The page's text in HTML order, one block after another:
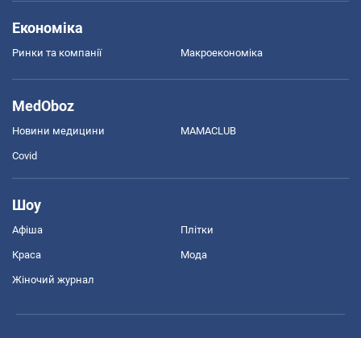
Економіка
Ринки та компанії Макроекономіка
MedOboz
Новини медицини MAMACLUB
Covid
Шоу
Афіша Плітки
Краса Мода
Жіночий журнал